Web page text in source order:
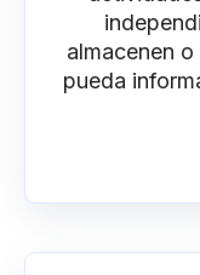
almacenen
pueda